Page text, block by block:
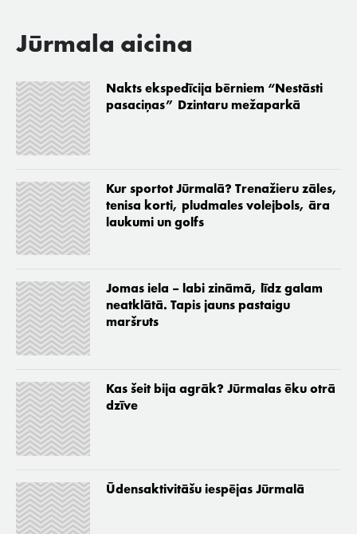
Jūrmala aicina
Nakts ekspedīcija bērniem “Nestāsti
pasaciņas” Dzintaru mežaparkā
Kur sportot Jūrmalā? Trenažieru zāles,
tenisa korti, pludmales volejbols, āra
laukumi un golfs
Jomas iela – labi zināmā, līdz galam
neatklātā. Tapis jauns pastaigu
maršruts
Kas šeit bija agrāk? Jūrmalas ēku otrā
dzīve
Ūdensaktivitāšu iespējas Jūrmalā